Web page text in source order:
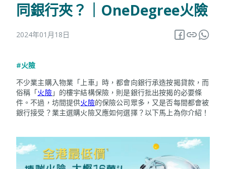
同銀行夾？｜OneDegree火險
2024年01月18日
#火險
不少業主購入物業「上車」時，都會向銀行承造按揭貸款，而
俗稱「火險」的樓宇結構保險，則是銀行批出按揭的必要條
件。不過，坊間提供火險的保險公司眾多，又是否每間都會被
銀行接受？業主選購火險又應如何選擇？以下馬上為你介紹！